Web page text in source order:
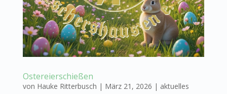
Ostereierschießen
von Hauke Ritterbusch | März 21, 2026 | aktuelles